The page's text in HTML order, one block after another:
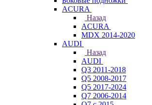
ACURA
Назад
ACURA
MDX 2014-2020
AUDI
Назад
AUDI
Q3 2011-2018
Q5 2008-2017
Q5 2017-2024
Q7 2006-2014